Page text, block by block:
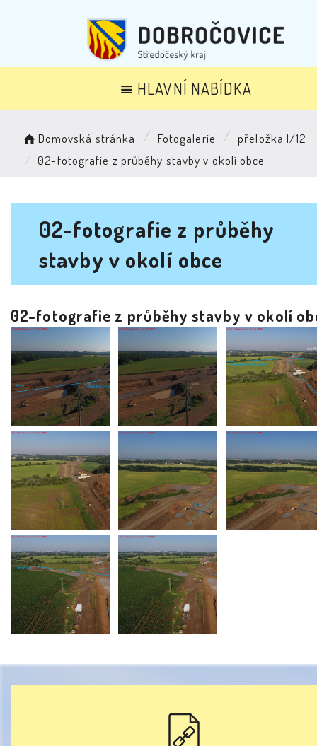
HLAVNÍ NABÍDKA
Domovská stránka Fotogalerie
přeložka I/12
02-fotografie z průběhy stavby v okolí obce
02-fotografie z průběhy
stavby v okolí obce
02-fotografie z průběhy stavby v okolí